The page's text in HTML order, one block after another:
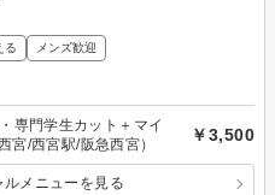
る メンズ歓迎
専門学生カット＋マイ
宮/西宮駅/阪急西宮）
￥3,500
メニューを見る